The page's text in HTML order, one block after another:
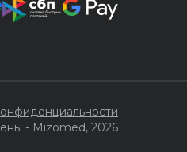
- Mizomed, 2026